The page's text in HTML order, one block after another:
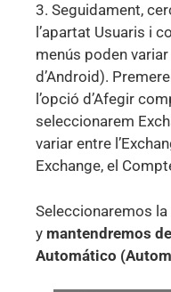
3. Seguidament,
l’apartat Usuaris i
menús poden
d’Android).
l’opció d’Afegir
seleccionarem
variar entre
Exchange, el
Seleccionaremos
y mantendremos
Automático